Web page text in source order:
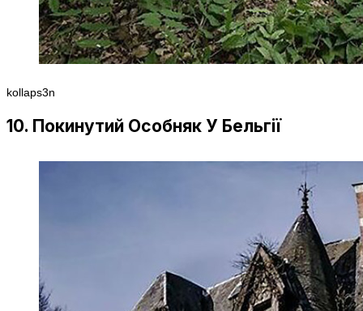
kollaps3n
10. Покинутий Особняк У Бельгії